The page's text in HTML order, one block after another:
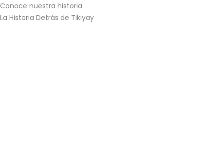
Ir
al
Conoce nuestra historia
La Historia Detrás de Tikiyay